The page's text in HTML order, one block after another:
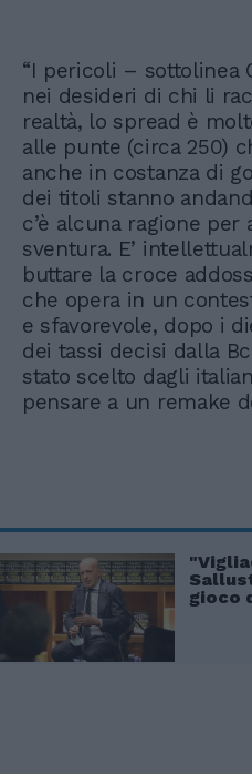
“I pericoli – sottolinea
nei desideri di chi li
realtà, lo spread è
alle punte (circa 250)
anche in costanza di
dei titoli stanno
c’è alcuna ragione
sventura. E’
buttare la croce
che opera in un
e sfavorevole, dopo i
dei tassi decisi dalla
stato scelto dagli
pensare a un remake
gioco